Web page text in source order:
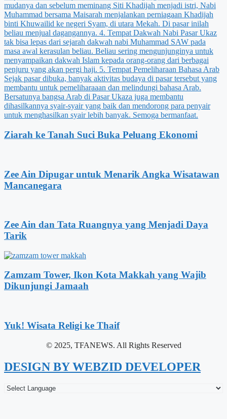
Ziarah ke Tanah Suci Buka Peluang Ekonomi
Zee Ain Dipugar untuk Menarik Angka Wisatawan
Mancanegara
Zee Ain dan Tata Ruangnya yang Menjadi Daya
Tarik
Zamzam Tower, Ikon Kota Makkah yang Wajib
Dikunjungi Jamaah
Yuk! Wisata Religi ke Thaif
© 2025, TFANEWS. All Rights Reserved
DESIGN BY WEBZID DEVELOPER